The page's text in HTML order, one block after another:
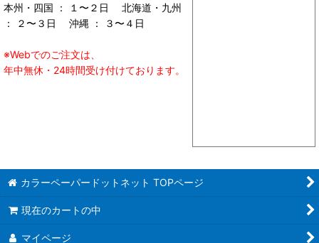
本州・四国 ： １〜２日 北海道・九州
： ２〜３日 沖縄 ： ３〜４日
※Webでのご注文は、
年中無休・24時間受け付けております。
カラーペーパードットネット TOPページ
現在のカートの中
マイページ